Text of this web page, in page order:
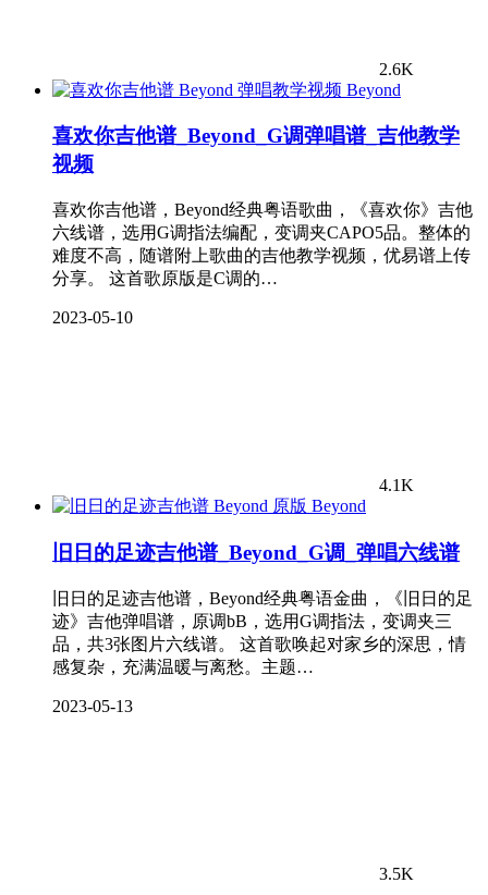
2.6K
Beyond
喜欢你吉他谱_Beyond_G调弹唱谱_吉他教学
视频
喜欢你吉他谱，Beyond经典粤语歌曲，《喜欢你》吉他
六线谱，选用G调指法编配，变调夹CAPO5品。整体的
难度不高，随谱附上歌曲的吉他教学视频，优易谱上传
分享。 这首歌原版是C调的…
2023-05-10
4.1K
Beyond
旧日的足迹吉他谱_Beyond_G调_弹唱六线谱
旧日的足迹吉他谱，Beyond经典粤语金曲，《旧日的足
迹》吉他弹唱谱，原调bB，选用G调指法，变调夹三
品，共3张图片六线谱。 这首歌唤起对家乡的深思，情
感复杂，充满温暖与离愁。主题…
2023-05-13
3.5K